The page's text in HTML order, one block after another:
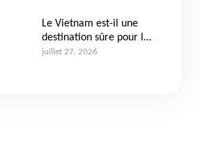
Le Vietnam est-il une
destination sûre pour les
voyageurs ?
juillet 27, 2026